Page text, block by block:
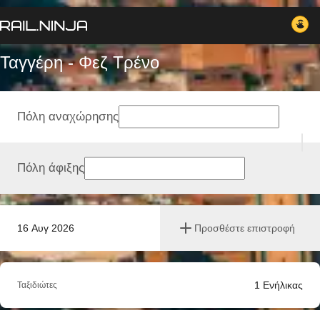
Ταγγέρη - Φεζ Tρένο
16 Αυγ 2026 Προσθέστε επιστροφή
Πόλη αναχώρησης
Πόλη άφιξης
Ταξιδιώτες 1 Ενήλικας